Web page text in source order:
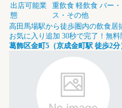
出店可能業
態
重飲食 軽飲食 バー
ス・その他
高田馬場駅から徒歩圏内の飲食居
お気に入り追加 30秒で完了！無
葛飾区金町5（京成金町駅 徒歩2